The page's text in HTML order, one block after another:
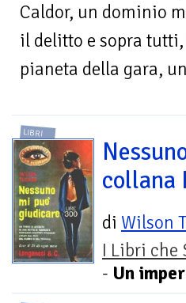
Caldor, un dominio
il delitto e sopra
pianeta della gara,
LIBRI
collana
di Wilson
I Libri che
- Un